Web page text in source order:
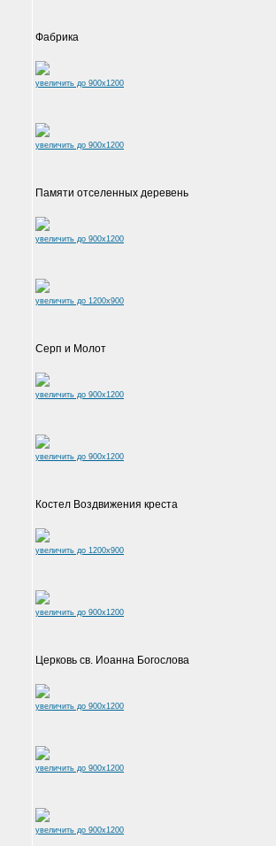
Фабрика
увеличить до 900x1200
увеличить до 900x1200
Памяти отселенных деревень
увеличить до 900x1200
увеличить до 1200x900
Серп и Молот
увеличить до 900x1200
увеличить до 900x1200
Костел Воздвижения креста
увеличить до 1200x900
увеличить до 900x1200
Церковь св. Иоанна Богослова
увеличить до 900x1200
увеличить до 900x1200
увеличить до 900x1200